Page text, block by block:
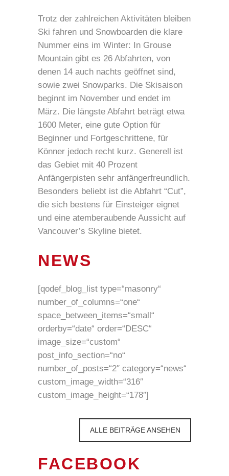
Trotz der zahlreichen Aktivitäten bleiben
Ski fahren und Snowboarden die klare
Nummer eins im Winter: In Grouse
Mountain gibt es 26 Abfahrten, von
denen 14 auch nachts geöffnet sind,
sowie zwei Snowparks. Die Skisaison
beginnt im November und endet im
März. Die längste Abfahrt beträgt etwa
1600 Meter, eine gute Option für
Beginner und Fortgeschrittene, für
Könner jedoch recht kurz. Generell ist
das Gebiet mit 40 Prozent
Anfängerpisten sehr anfängerfreundlich.
Besonders beliebt ist die Abfahrt “Cut”,
die sich bestens für Einsteiger eignet
und eine atemberaubende Aussicht auf
Vancouver’s Skyline bietet.
NEWS
[qodef_blog_list type=“masonry“
number_of_columns=“one“
space_between_items=“small“
orderby=“date“ order=“DESC“
image_size=“custom“
post_info_section=“no“
number_of_posts=“2″ category=“news“
custom_image_width=“316″
custom_image_height=“178″]
ALLE BEITRÄGE ANSEHEN
FACEBOOK